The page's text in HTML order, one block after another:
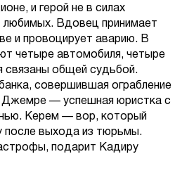
и герой не в силах
Вдовец принимает
и провоцирует аварию. В
четыре автомобиля, четыре
связаны общей судьбой.
совершившая ограбление
Джемре — успешная юристка с
Керем — вор, который
после выхода из тюрьмы.
подарит Кадиру